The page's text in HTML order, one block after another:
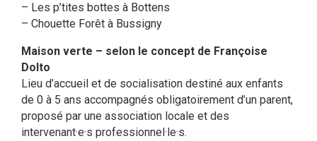
– Les p’tites bottes à Bottens
– Chouette Forêt à Bussigny
Maison verte – selon le concept de Françoise
Dolto
Lieu d’accueil et de socialisation destiné aux enfants
de 0 à 5 ans accompagnés obligatoirement d’un parent,
proposé par une association locale et des
intervenant·e·s professionnel·le·s.